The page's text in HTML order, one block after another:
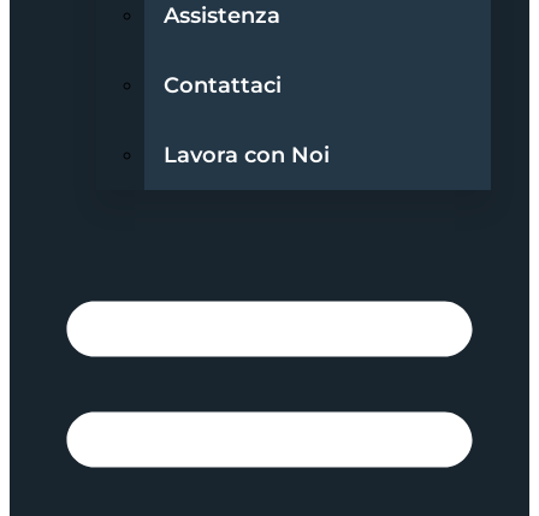
Assistenza
Contattaci
Lavora con Noi